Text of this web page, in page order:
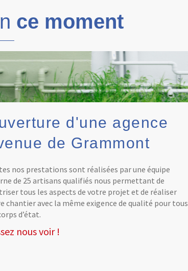
ce moment
d'une agence
de Grammont
nos prestations sont réalisées par une équipe
de 25 artisans qualifiés nous permettant de
tous les aspects de votre projet et de réaliser
chantier avec la même exigence de qualité pour tous
d’état.
nous voir !